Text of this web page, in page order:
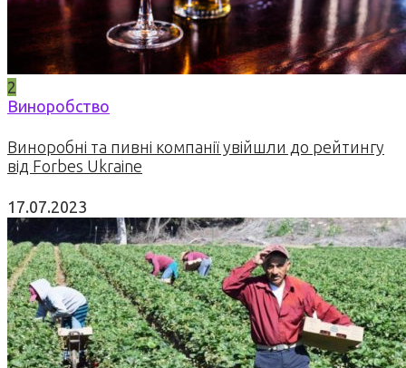
2
Виноробство
Виноробні та пивні компанії увійшли до рейтингу
від Forbes Ukraine
17.07.2023